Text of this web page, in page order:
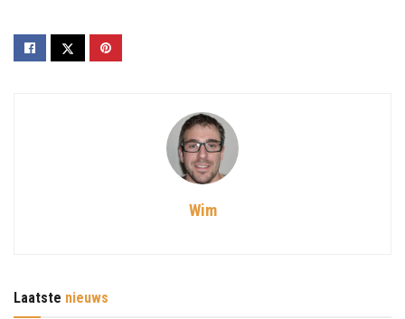
Wim
Laatste nieuws